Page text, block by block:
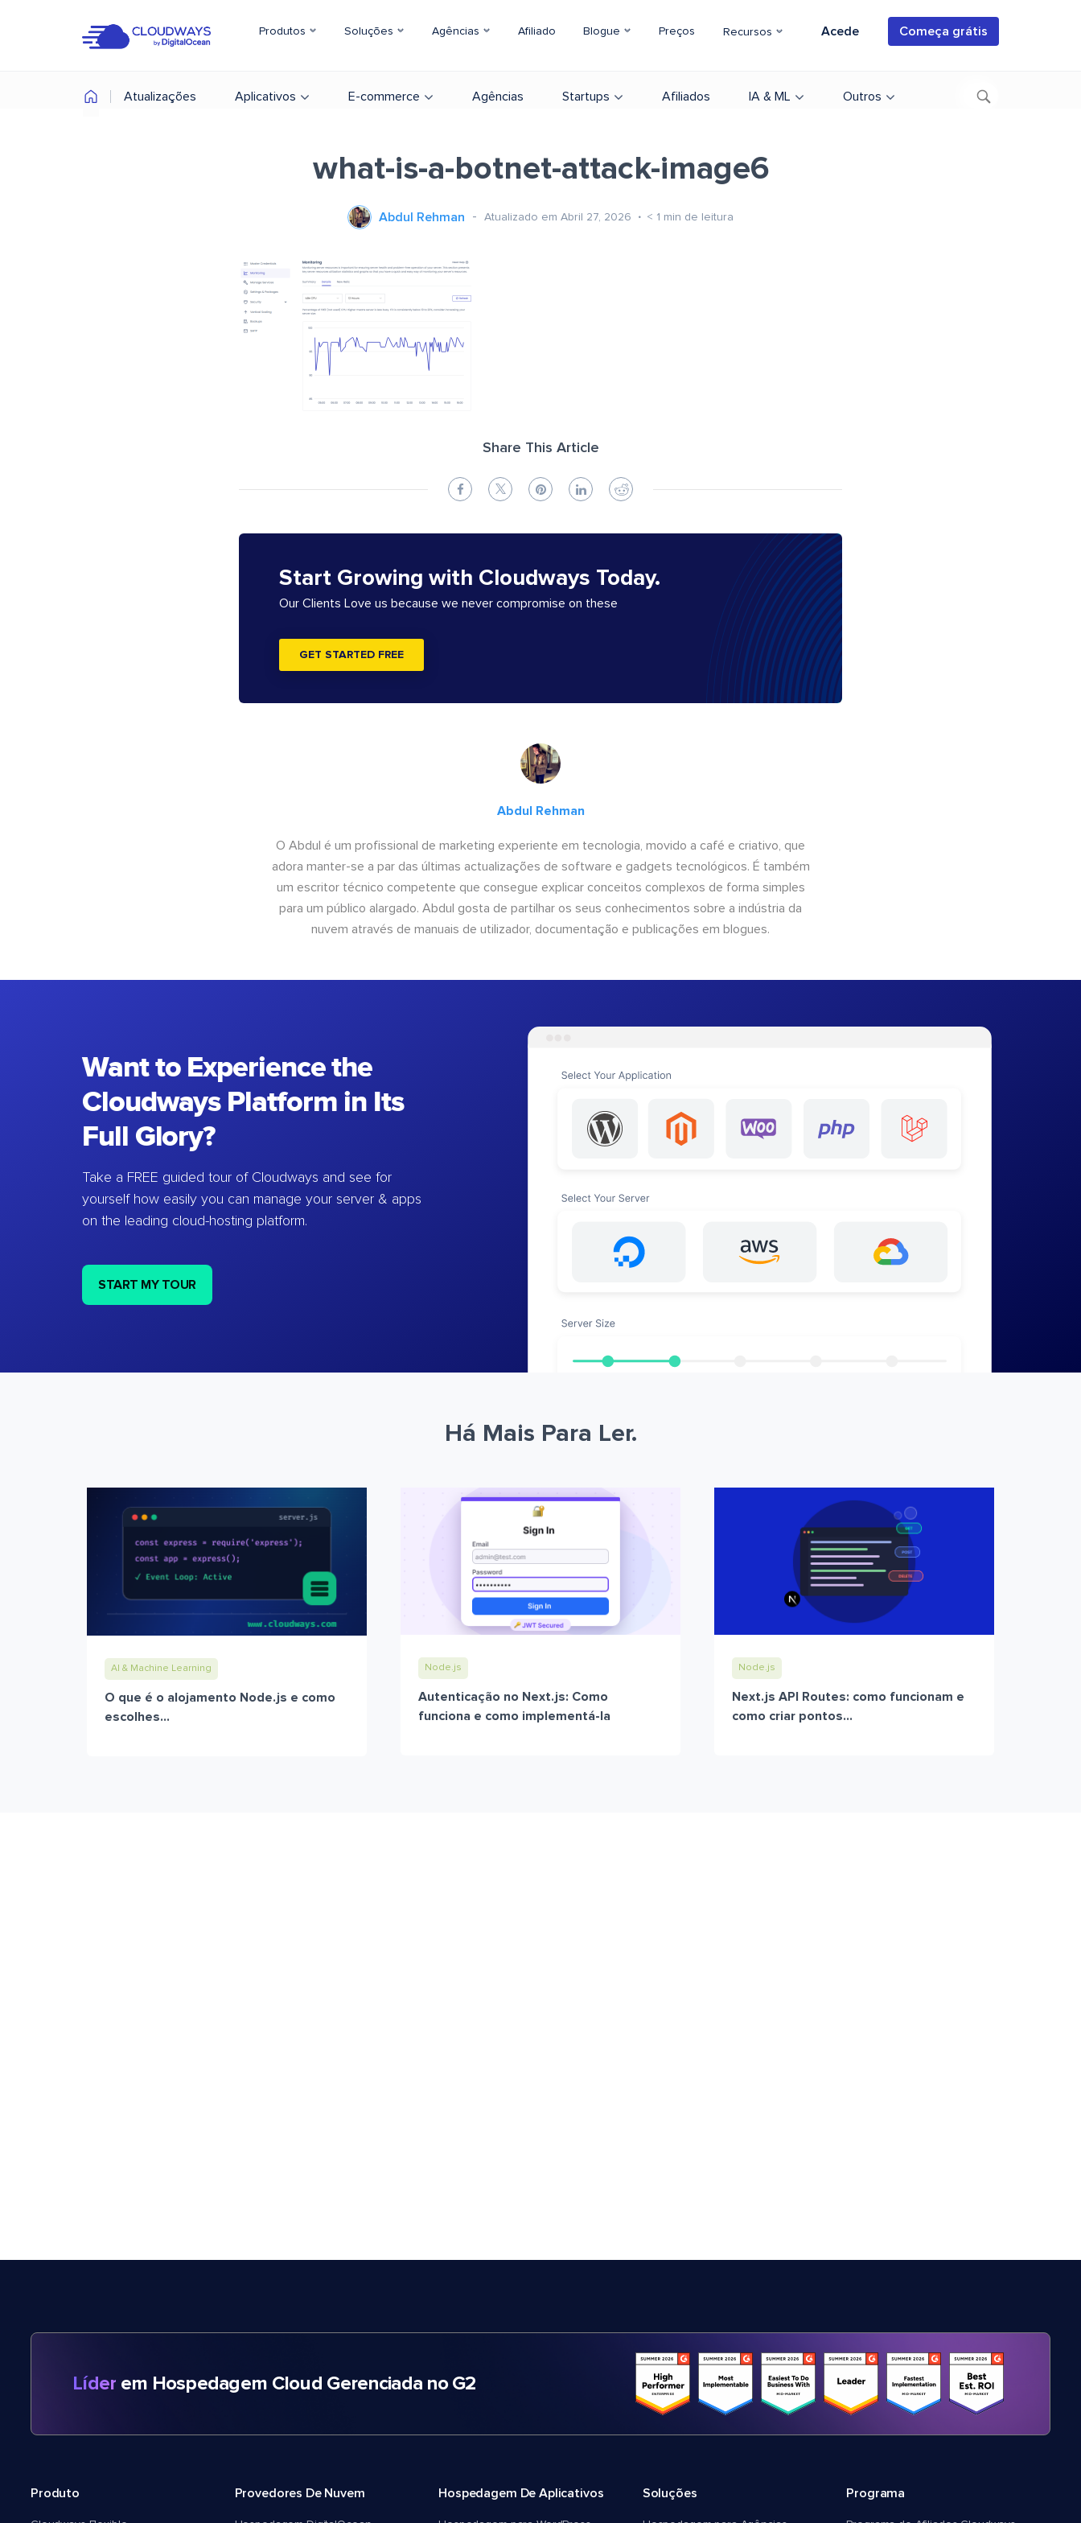
Produtos Soluções Agências Afiliado Blogue Preços Recursos Acede Começa grátis
Atualizações Aplicativos E-commerce Agências Startups Afiliados IA & ML Outros
what-is-a-botnet-attack-image6
Abdul Rehman Atualizado em Abril 27, 2026 < 1 min de leitura
Share This Article
Start Growing with Cloudways Today.
Our Clients Love us because we never compromise on these
GET STARTED FREE
Abdul Rehman
O Abdul é um profissional de marketing experiente em tecnologia, movido a café e criativo, que
adora manter-se a par das últimas actualizações de software e gadgets tecnológicos. É também
um escritor técnico competente que consegue explicar conceitos complexos de forma simples
para um público alargado. Abdul gosta de partilhar os seus conhecimentos sobre a indústria da
nuvem através de manuais de utilizador, documentação e publicações em blogues.
Want to Experience the
Cloudways Platform in Its
Full Glory?
Take a FREE guided tour of Cloudways and see for
yourself how easily you can manage your server & apps
on the leading cloud-hosting platform.
START MY TOUR
Há Mais Para Ler.
AI & Machine Learning
O que é o alojamento Node.js e como
escolhes...
Node.js
Autenticação no Next.js: Como
funciona e como implementá-la
Node.js
Next.js API Routes: como funcionam e
como criar pontos...
Líder em Hospedagem Cloud Gerenciada no G2
Produto Provedores De Nuvem Hospedagem De Aplicativos Soluções Programa